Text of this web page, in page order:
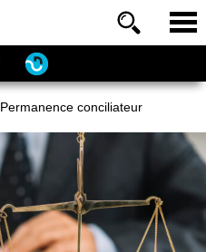
Permanence conciliateur